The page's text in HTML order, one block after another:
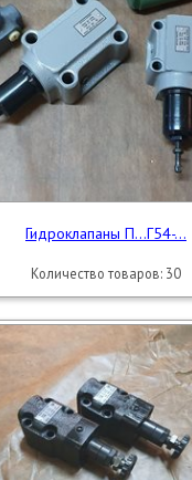
Гидроклапаны П...Г54-...
Количество товаров: 30